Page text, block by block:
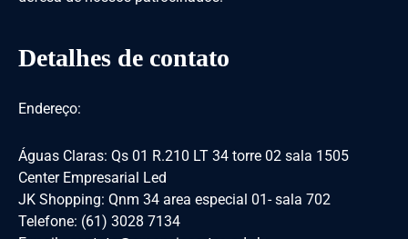
Detalhes de contato
Endereço:
Águas Claras: Qs 01 R.210 LT 34 torre 02 sala 1505
Center Empresarial Led
JK Shopping: Qnm 34 area especial 01- sala 702
Telefone: (61) 3028 7134